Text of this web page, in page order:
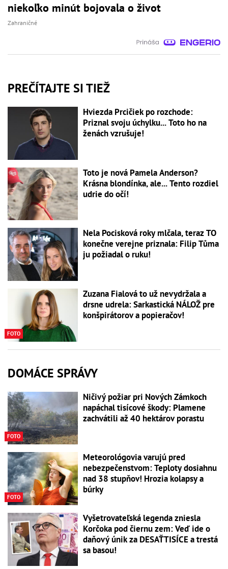
niekoľko minút bojovala o život
Zahraničné
PREČÍTAJTE SI TIEŽ
Hviezda Prcičiek po rozchode:
Priznal svoju úchylku... Toto ho na
ženách vzrušuje!
Toto je nová Pamela Anderson?
Krásna blondínka, ale... Tento rozdiel
udrie do očí!
Nela Pocisková roky mlčala, teraz TO
konečne verejne priznala: Filip Tůma
ju požiadal o ruku!
FOTO
Zuzana Fialová to už nevydržala a
drsne udrela: Sarkastická NÁLOŽ pre
konšpirátorov a popieračov!
DOMÁCE SPRÁVY
FOTO
Ničivý požiar pri Nových Zámkoch
napáchal tisícové škody: Plamene
zachvátili až 40 hektárov porastu
FOTO
Meteorológovia varujú pred
nebezpečenstvom: Teploty dosiahnu
nad 38 stupňov! Hrozia kolapsy a
búrky
Vyšetrovateľská legenda zniesla
Korčoka pod čiernu zem: Veď ide o
daňový únik za DESAŤTISÍCE a trestá
sa basou!